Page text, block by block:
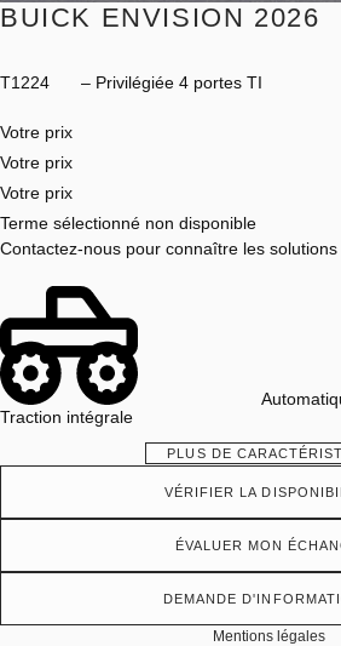
BUICK ENVISION 2026
T1224 – Privilégiée 4 portes TI
Votre prix
Votre prix
Votre prix
Terme sélectionné non disponible
Contactez-nous pour connaître les
Traction intégrale
PLUS DE
VÉRIFIER LA
ÉVALUER MON
DEMANDE
Mentions légales